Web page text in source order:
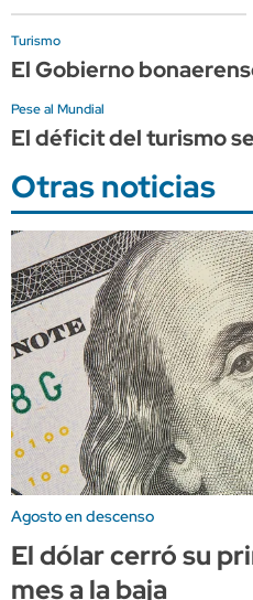
Turismo
El Gobierno
Pese al Mundial
El déficit del turismo
Otras noticias
Agosto en descenso
El dólar cerró su
mes a la baja